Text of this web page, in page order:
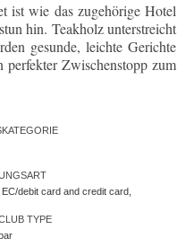
ist wie das zugehörige Hotel
hin. Teakholz unterstreicht
gesunde, leichte Gerichte
Zwischenstopp zum
debit card and credit card,
TYPE